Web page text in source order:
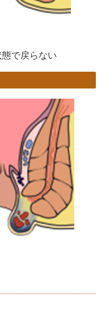
で戻らない